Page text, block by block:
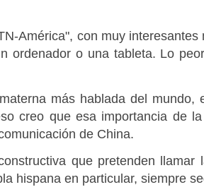
América", con muy
ordenador o una tableta. Lo
más hablada del
creo que esa importancia de
de China.
que pretenden
hispana en particular, siempre